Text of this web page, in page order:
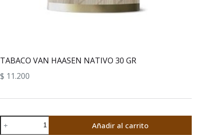
TABACO VAN HAASEN NATIVO 30 GR
$ 11.200
TABACO
VAN
Añadir al carrito